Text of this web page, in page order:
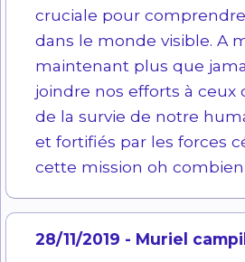
cruciale pour
dans le monde visible. A
maintenant plus que
joindre nos efforts à ceux
de la survie de notre
et fortifiés par les forces
cette mission oh combien
28/11/2019 - Muriel